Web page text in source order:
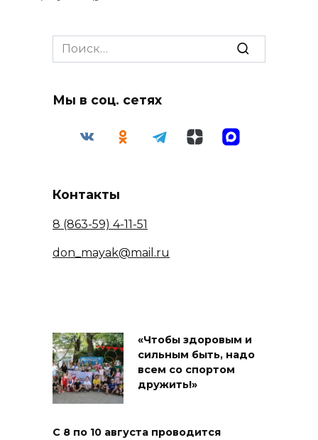
Search
for:
Мы в соц. сетях
Контакты
8 (863-59) 4-11-51
don_mayak@mail.ru
«Чтобы здоровым и
сильным быть, надо
всем со спортом
дружить!»
С 8 по 10 августа проводится